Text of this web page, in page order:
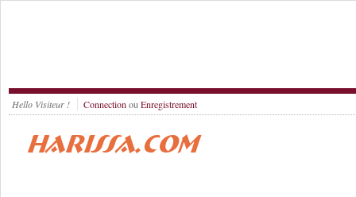
Hello Visiteur ! Connection ou Enregistrement